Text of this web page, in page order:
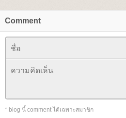
Comment
* blog นี้ comment ได้เฉพาะสมาชิก